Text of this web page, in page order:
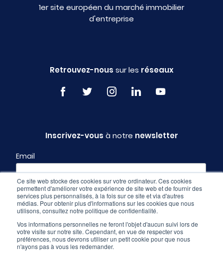
Ce site web stocke des cookies sur votre ordinateur. Ces cookies
permettent d'améliorer votre expérience de site web et de fournir des
services plus personnalisés, à la fois sur ce site et via d'autres
médias. Pour obtenir plus d'informations sur les cookies que nous
utilisons, consultez notre politique de confidentialité.
Vos informations personnelles ne feront l'objet d'aucun suivi lors de
votre visite sur notre site. Cependant, en vue de respecter vos
préférences, nous devrons utiliser un petit cookie pour que nous
n'ayons pas à vous les redemander.
1er site européen du marché immobilier
d'entreprise
Retrouvez-nous sur les réseaux
Inscrivez-vous à notre newsletter
Email
Profil